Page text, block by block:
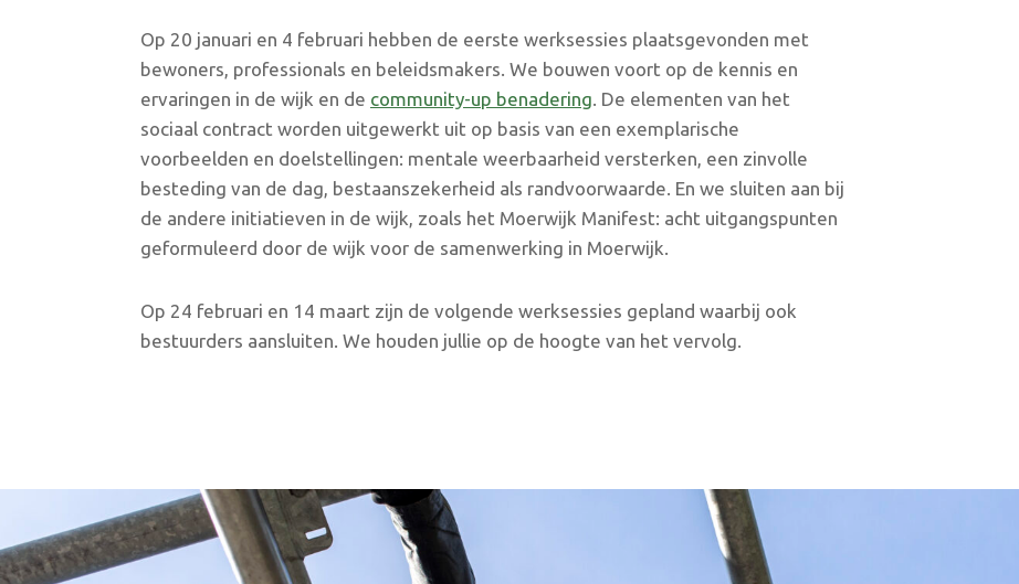
Op 20 januari en 4 februari hebben de eerste werksessies plaatsgevonden met
bewoners, professionals en beleidsmakers. We bouwen voort op de kennis en
ervaringen in de wijk en de community-up benadering. De elementen van het
sociaal contract worden uitgewerkt uit op basis van een exemplarische
voorbeelden en doelstellingen: mentale weerbaarheid versterken, een zinvolle
besteding van de dag, bestaanszekerheid als randvoorwaarde. En we sluiten aan bij
de andere initiatieven in de wijk, zoals het Moerwijk Manifest: acht uitgangspunten
geformuleerd door de wijk voor de samenwerking in Moerwijk.
Op 24 februari en 14 maart zijn de volgende werksessies gepland waarbij ook
bestuurders aansluiten. We houden jullie op de hoogte van het vervolg.